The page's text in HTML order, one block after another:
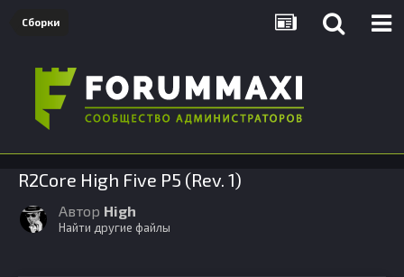
Сборки
R2Core High Five P5 (Rev. 1)
Автор High
Найти другие файлы